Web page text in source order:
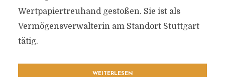
Wertpapiertreuhand gestoßen. Sie ist als
Vermögensverwalterin am Standort Stuttgart
tätig.
WEITERLESEN